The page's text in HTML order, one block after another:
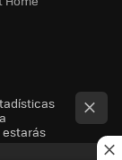
estarás